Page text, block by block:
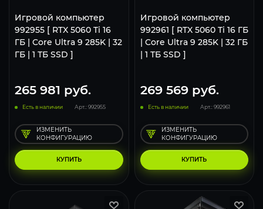
Игровой компьютер
992955 [ RTX 5060 Ti 16
ГБ | Core Ultra 9 285K | 32
ГБ | 1 ТБ SSD ]
265 981 руб.
Есть в наличии Арт.: 992955
КУПИТЬ
ИЗМЕНИТЬ
КОНФИГУРАЦИЮ
Игровой компьютер
992961 [ RTX 5060 Ti 16 ГБ
| Core Ultra 9 285K | 32 ГБ
| 1 ТБ SSD ]
269 569руб.
Есть в наличии Арт.: 992961
КУПИТЬ
ИЗМЕНИТЬ
КОНФИГУРАЦИЮ